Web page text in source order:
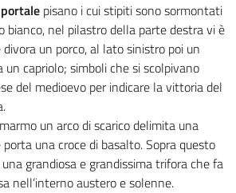
portale pisano i cui stipiti sono sormontati
bianco, nel pilastro della parte destra vi è
un porco, al lato sinistro poi un
capriolo; simboli che si scolpivano
del medioevo per indicare la vittoria del
un arco di scarico delimita una
una croce di basalto. Sopra questo
grandiosa e grandissima trifora che fa
nell’interno austero e solenne.